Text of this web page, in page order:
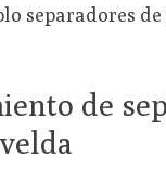
separadores de
de